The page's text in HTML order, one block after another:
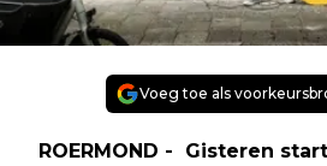
Voeg toe als
ROERMOND - Gisteren